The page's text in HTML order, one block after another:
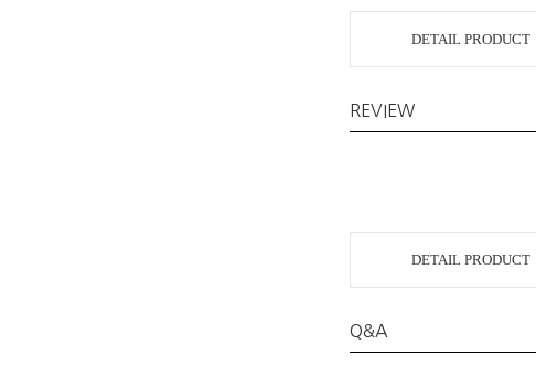
DETAIL PRODUCT
REVIEW
DETAIL PRODUCT
Q&A